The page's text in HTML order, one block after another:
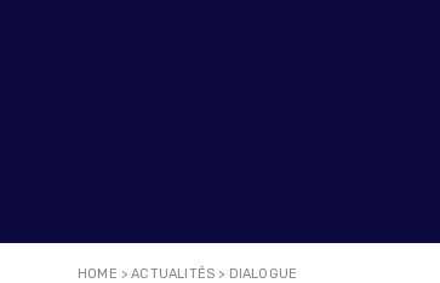
HOME >ACTUALITÉS > DIALOGUE